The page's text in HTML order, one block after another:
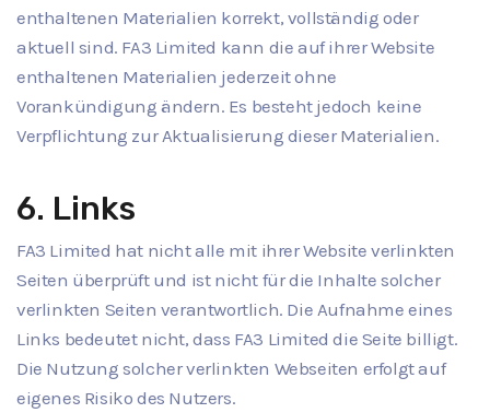
enthaltenen Materialien korrekt, vollständig oder
aktuell sind. FA3 Limited kann die auf ihrer Website
enthaltenen Materialien jederzeit ohne
Vorankündigung ändern. Es besteht jedoch keine
Verpflichtung zur Aktualisierung dieser Materialien.
6. Links
FA3 Limited hat nicht alle mit ihrer Website verlinkten
Seiten überprüft und ist nicht für die Inhalte solcher
verlinkten Seiten verantwortlich. Die Aufnahme eines
Links bedeutet nicht, dass FA3 Limited die Seite billigt.
Die Nutzung solcher verlinkten Webseiten erfolgt auf
eigenes Risiko des Nutzers.